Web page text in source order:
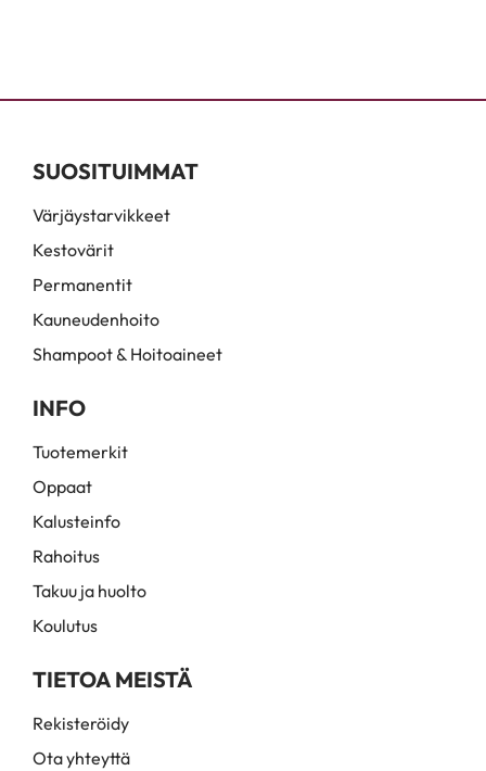
SUOSITUIMMAT
Värjäystarvikkeet
Kestovärit
Permanentit
Kauneudenhoito
Shampoot & Hoitoaineet
INFO
Tuotemerkit
Oppaat
Kalusteinfo
Rahoitus
Takuu ja huolto
Koulutus
TIETOA MEISTÄ
Rekisteröidy
Ota yhteyttä